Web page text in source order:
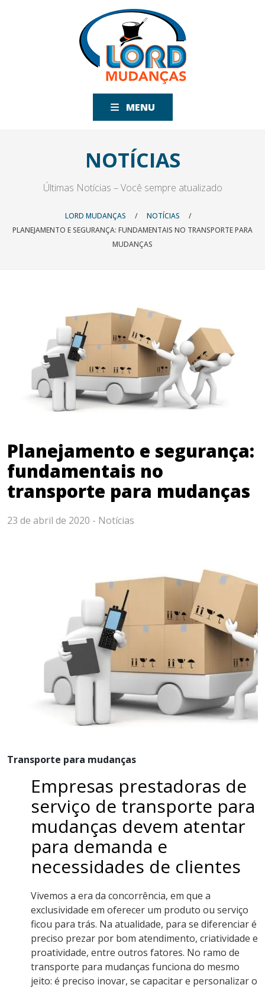
MENU
NOTÍCIAS
Últimas Notícias – Você sempre atualizado
LORD MUDANÇAS / NOTÍCIAS
/
PLANEJAMENTO E SEGURANÇA: FUNDAMENTAIS NO TRANSPORTE PARA
MUDANÇAS
Planejamento e segurança:
fundamentais no
transporte para mudanças
23 de abril de 2020 - Notícias
Transporte para mudanças
Empresas prestadoras de
serviço de transporte para
mudanças devem atentar
para demanda e
necessidades de clientes
Vivemos a era da concorrência, em que a
exclusividade em oferecer um produto ou serviço
ficou para trás. Na atualidade, para se diferenciar é
preciso prezar por bom atendimento, criatividade e
proatividade, entre outros fatores. No ramo de
transporte para mudanças funciona do mesmo
jeito: é preciso inovar, se capacitar e personalizar o